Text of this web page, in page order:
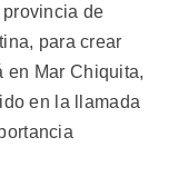
de
para crear
en Mar Chiquita,
en la llamada